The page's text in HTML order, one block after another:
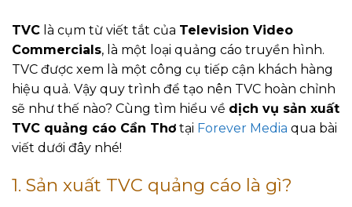
TVC là cụm từ viết tắt của Television Video
Commercials, là một loại quảng cáo truyền hình.
TVC được xem là một công cụ tiếp cận khách hàng
hiệu quả. Vậy quy trình để tạo nên TVC hoàn chỉnh
sẽ như thế nào? Cùng tìm hiểu về dịch vụ sản xuất
TVC quảng cáo Cần Thơ tại Forever Media qua bài
viết dưới đây nhé!
1. Sản xuất TVC quảng cáo là gì?